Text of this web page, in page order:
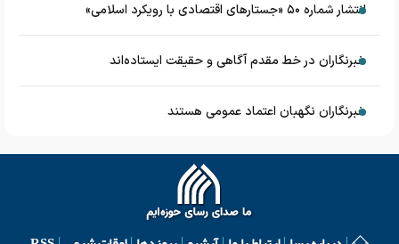
انتشار شماره ۵۰ «جستارهای اقتصادی با رویکرد اسلامی»
خبرنگاران در خط مقدم آگاهی و حقیقت ایستاده‌اند
خبرنگاران نگهبان اعتماد عمومی هستند